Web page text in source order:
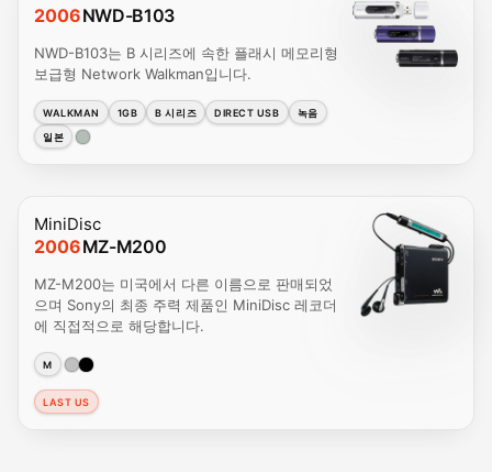
2006NWD-B103
NWD-B103는 B 시리즈에 속한 플래시 메모리형
보급형 Network Walkman입니다.
WALKMAN 1GB B 시리즈 DIRECT USB
녹음
일본
MiniDisc
2006MZ-M200
MZ-M200는 미국에서 다른 이름으로 판매되었
으며 Sony의 최종 주력 제품인 MiniDisc 레코더
에 직접적으로 해당합니다.
M
LAST US